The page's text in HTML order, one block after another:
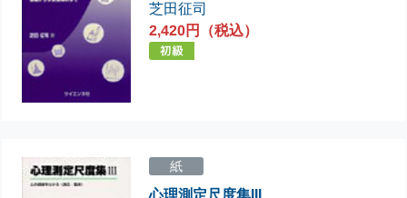
芝田征司
2,420円（税込）
紙
心理測定尺度集III